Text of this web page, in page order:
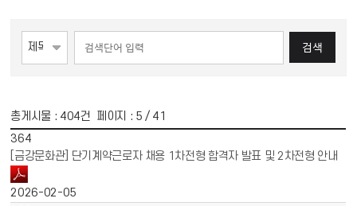
검색
총게시물 : 404건 페이지 : 5 / 41
364
[금강문화관] 단기계약근로자 채용 1차전형 합격자 발표 및 2차전형 안내
2026-02-05